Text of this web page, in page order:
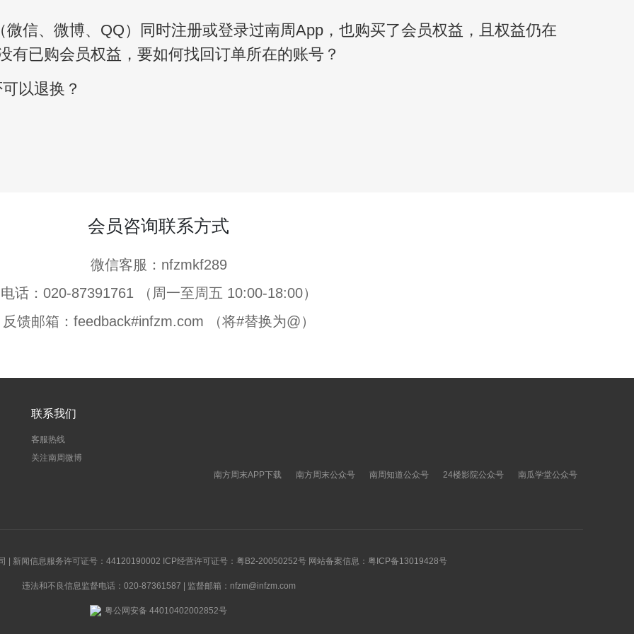
信、微博、QQ）同时注册或登录过南周App，也购买了会员权益，且权益仍在
有已购会员权益，要如何找回订单所在的账号？
以退换？
会员咨询联系方式
微信客服：nfzmkf289
电话：020-87391761 （周一至周五 10:00-18:00）
反馈邮箱：feedback#infzm.com （将#替换为@）
联系我们
客服热线
关注南周微博
南方周末APP下载
南方周末公众号 南周知道公众号 24楼影院公众号 南瓜学堂公众号
| 新闻信息服务许可证号：44120190002 ICP经营许可证号：粤B2-20050252号 网站备案信息： 粤ICP备13019428号
违法和不良信息监督电话：020-87361587 | 监督邮箱：nfzm@infzm.com
粤公网安备 44010402002852号